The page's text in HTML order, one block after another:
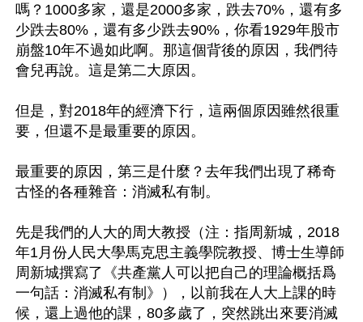
嗎？1000多家，還是2000多家，跌去70%，還有多
少跌去80%，還有多少跌去90%，你看1929年股市
崩盤10年不過如此啊。那這個背後的原因，我們待
會兒再說。這是第二大原因。
但是，對2018年的經濟下行，這兩個原因雖然很重
要，但還不是最重要的原因。
最重要的原因，第三是什麼？去年我們出現了稀奇
古怪的各種雜音：消滅私有制。
先是我們的人大的周大教授（注：指周新城，2018
年1月份人民大學馬克思主義學院教授、博士生導師
周新城撰寫了《共產黨人可以把自己的理論概括爲
一句話：消滅私有制》），以前我在人大上課的時
候，還上過他的課，80多歲了，突然跳出來要消滅